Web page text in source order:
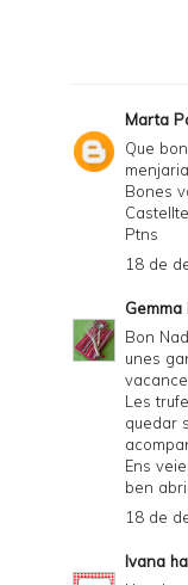
Marta
Que
Bones
Ptns
18 de
Gemma
Bon
unes
Les
quedar
Ens
ben
18 de
Ivana